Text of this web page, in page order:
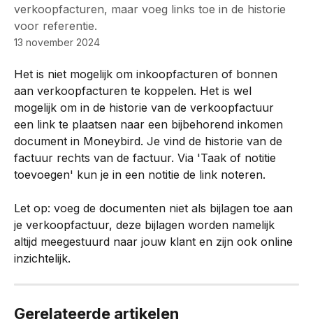
verkoopfacturen, maar voeg links toe in de historie
voor referentie.
13 november 2024
Het is niet mogelijk om inkoopfacturen of bonnen
aan verkoopfacturen te koppelen. Het is wel
mogelijk om in de historie van de verkoopfactuur
een link te plaatsen naar een bijbehorend inkomen
document in Moneybird. Je vind de historie van de
factuur rechts van de factuur. Via 'Taak of notitie
toevoegen' kun je in een notitie de link noteren.
Let op: voeg de documenten niet als bijlagen toe aan
je verkoopfactuur, deze bijlagen worden namelijk
altijd meegestuurd naar jouw klant en zijn ook online
inzichtelijk.
Gerelateerde artikelen